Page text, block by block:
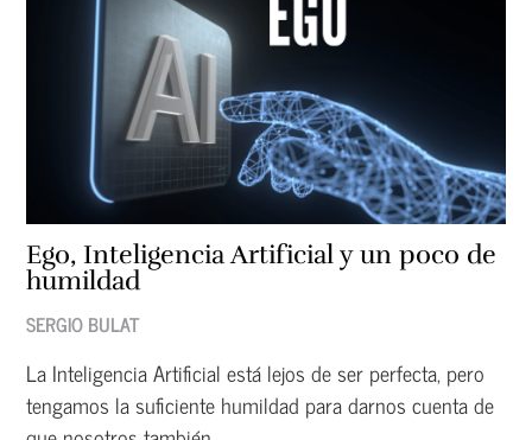
Ego, Inteligencia Artificial y un poco de
humildad
SERGIO BULAT
La Inteligencia Artificial está lejos de ser perfecta, pero
tengamos la suficiente humildad para darnos cuenta de